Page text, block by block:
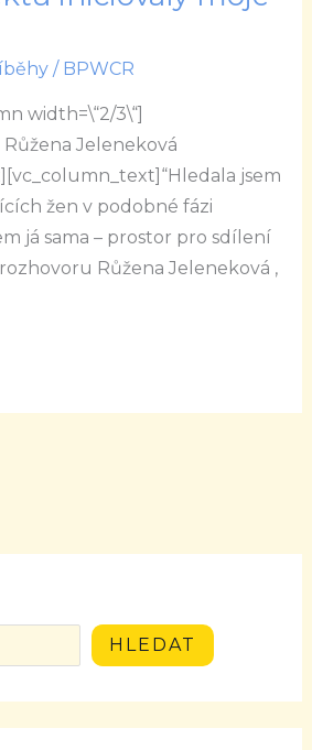
/ BPWCR
width=\“2/3\“]
Jeleneková
jsem
žen v podobné fázi
já sama – prostor pro sdílení
Růžena Jeleneková ,
HLEDAT